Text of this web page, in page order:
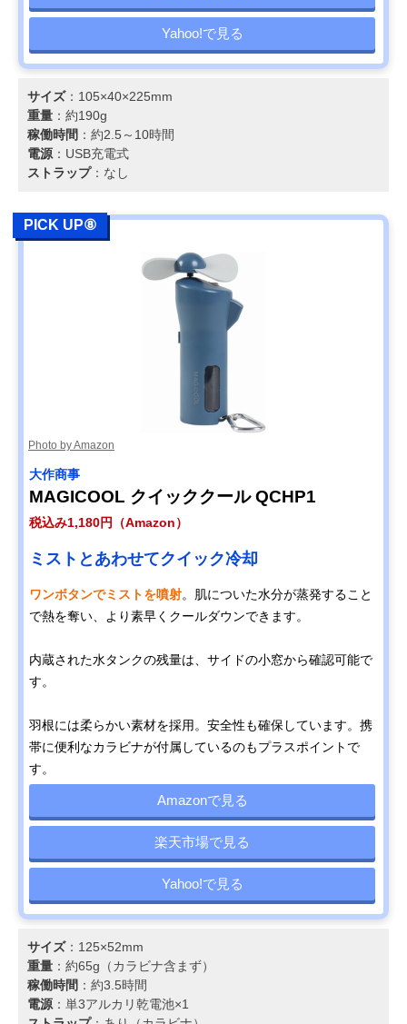
Yahoo!で見る
サイズ：105×40×225mm
重量 ：約190g
稼働時間 ：約2.5～10時間
電源 ：USB充電式
ストラップ：なし
PICK UP⑧
Photo by Amazon
大作商事
MAGICOOL クイッククール QCHP1
税込み1,180円（Amazon）
ミストとあわせてクイック冷却
ワンボタンでミストを噴射。肌についた水分が蒸発すること
で熱を奪い、より素早くクールダウンできます。
内蔵された水タンクの残量は、サイドの小窓から確認可能で
す。
羽根には柔らかい素材を採用。安全性も確保しています。携
帯に便利なカラビナが付属しているのもプラスポイントで
す。
Amazonで見る
楽天市場で見る
Yahoo!で見る
サイズ：125×52mm
重量 ：約65g（カラビナ含まず）
稼働時間 ：約3.5時間
電源 ：単3アルカリ乾電池×1